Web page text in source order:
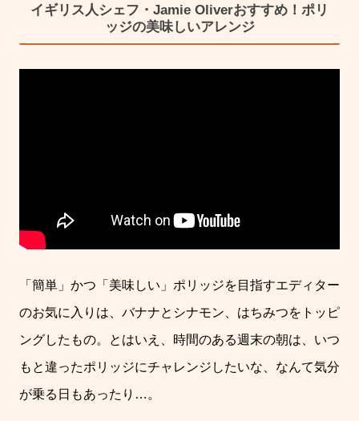
イギリス人シェフ・Jamie Oliverおすすめ！ポリ
ッジの美味しいアレンジ
「簡単」かつ「美味しい」ポリッジを目指すエディター
のお気に入りは、バナナとシナモン、はちみつをトッピ
ングしたもの。とはいえ、時間のある週末の朝は、いつ
もと違ったポリッジにチャレンジしたいな、なんて気分
が乗る日もあったり …。